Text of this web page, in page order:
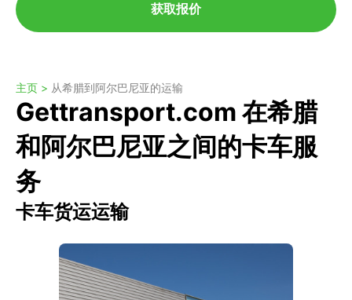
获取报价
主页 > 从希腊到阿尔巴尼亚的运输
Gettransport.com 在希腊
和阿尔巴尼亚之间的卡车服
务
卡车货运运输